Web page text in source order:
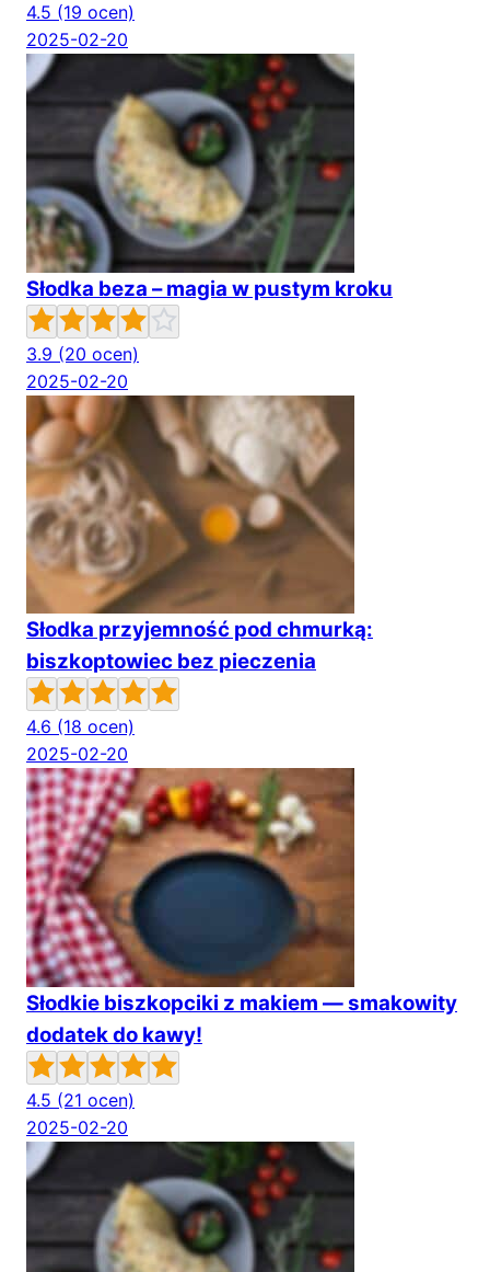
4.5 (19 ocen)
2025-02-20
Słodka beza – magia w pustym kroku
3.9 (20 ocen)
2025-02-20
Słodka przyjemność pod chmurką:
biszkoptowiec bez pieczenia
4.6 (18 ocen)
2025-02-20
Słodkie biszkopciki z makiem — smakowity
dodatek do kawy!
4.5 (21 ocen)
2025-02-20